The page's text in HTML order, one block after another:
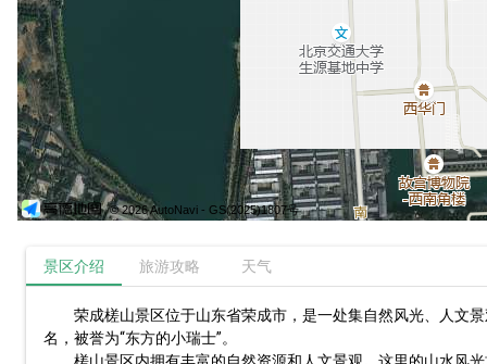
© 2026 AutoNavi - GS(2025)1807号
景区介绍 旅游攻略 天气
荣成槎山景区位于山东省荣成市，是一处集自然风光、人文
名，被誉为“东方的小瑞士”。